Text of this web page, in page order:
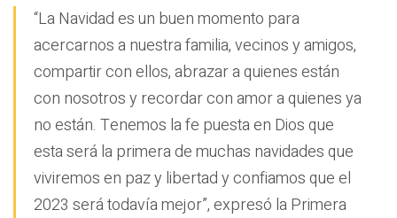
“La Navidad es un buen momento para
acercarnos a nuestra familia, vecinos y amigos,
compartir con ellos, abrazar a quienes están
con nosotros y recordar con amor a quienes ya
no están. Tenemos la fe puesta en Dios que
esta será la primera de muchas navidades que
viviremos en paz y libertad y confiamos que el
2023 será todavía mejor”, expresó la Primera